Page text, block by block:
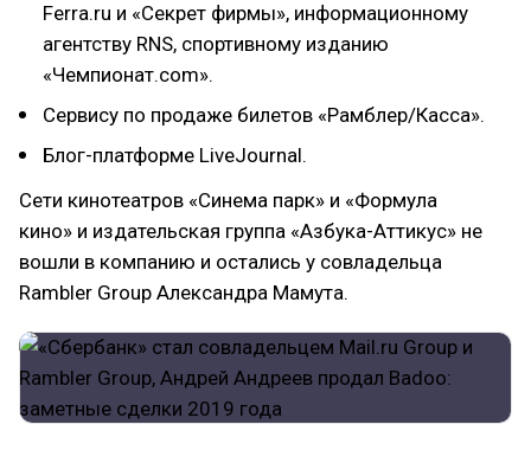
Ferra.ru и «Секрет фирмы», информационному
агентству RNS, спортивному изданию
«Чемпионат.com».
Сервису по продаже билетов «Рамблер/Касса».
Блог-платформе LiveJournal.
Сети кинотеатров «Синема парк» и «Формула
кино» и издательская группа «Азбука-Аттикус» не
вошли в компанию и остались у совладельца
Rambler Group Александра Мамута.